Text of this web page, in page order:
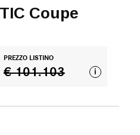
Coupe
PREZZO LISTINO
€ 101.103 i